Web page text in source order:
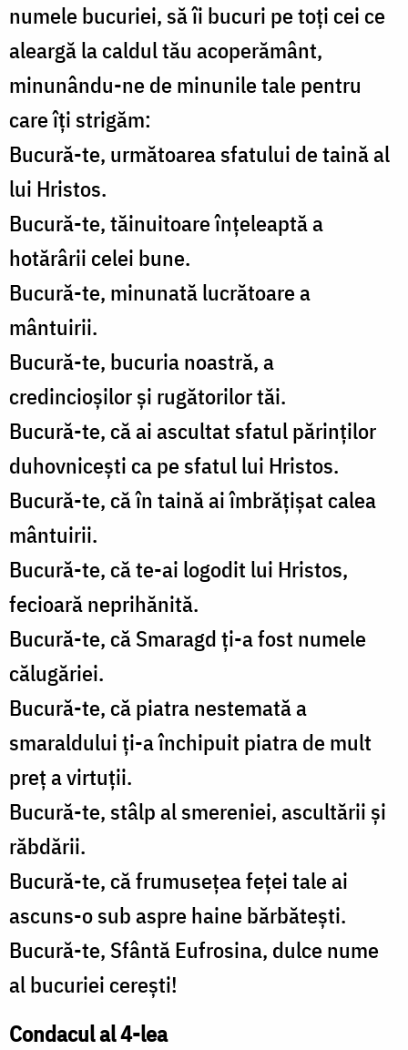
numele bucuriei, să îi bucuri pe toți cei ce
aleargă la caldul tău acoperământ,
minunându-ne de minunile tale pentru
care îți strigăm:
Bucură-te, următoarea sfatului de taină al
lui Hristos.
Bucură-te, tăinuitoare înțeleaptă a
hotărârii celei bune.
Bucură-te, minunată lucrătoare a
mântuirii.
Bucură-te, bucuria noastră, a
credincioșilor și rugătorilor tăi.
Bucură-te, că ai ascultat sfatul părinților
duhovnicești ca pe sfatul lui Hristos.
Bucură-te, că în taină ai îmbrățișat calea
mântuirii.
Bucură-te, că te-ai logodit lui Hristos,
fecioară neprihănită.
Bucură-te, că Smaragd ți-a fost numele
călugăriei.
Bucură-te, că piatra nestemată a
smaraldului ți-a închipuit piatra de mult
preț a virtuții.
Bucură-te, stâlp al smereniei, ascultării și
răbdării.
Bucură-te, că frumusețea feței tale ai
ascuns-o sub aspre haine bărbătești.
Bucură-te, Sfântă Eufrosina, dulce nume
al bucuriei cerești!
Condacul al 4-lea